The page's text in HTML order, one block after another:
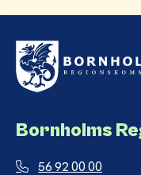
Bornholms
56 92 00 00